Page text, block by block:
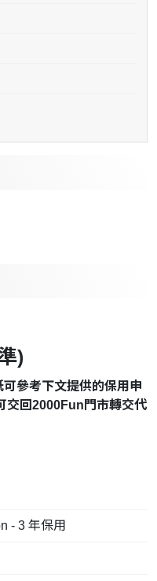
)
參考下文提供的保用申
交回2000Fun門市轉交代
- 3 年保用